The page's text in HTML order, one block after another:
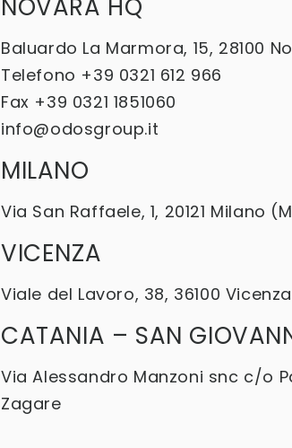
NOVARA HQ
Baluardo La Marmora, 15, 28100
Telefono +39 0321 612 966
Fax +39 0321 1851060
info@odosgroup.it
MILANO
Via San Raffaele, 1, 20121 Milano
VICENZA
Viale del Lavoro, 38, 36100
CATANIA – SAN
Via Alessandro Manzoni snc c/o
Zagare